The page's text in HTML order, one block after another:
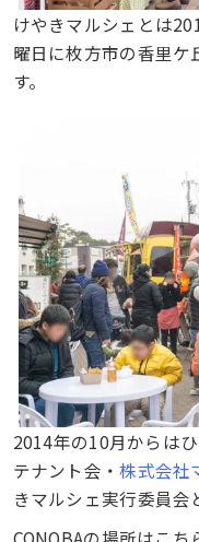
けやきマルシェとは
曜日に枚方市の香里ケ
す。
2014年の10月からは
テナント会・株式会社
きマルシェ実行委員会